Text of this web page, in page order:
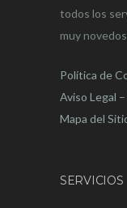
todos los
muy
Política de
Aviso Legal
Mapa del
SERVICIOS